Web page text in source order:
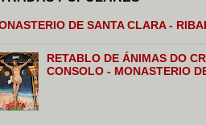
DE SANTA CLARA -
RETABLO DE ÁNIMAS DO
CONSOLO - MONASTERIO